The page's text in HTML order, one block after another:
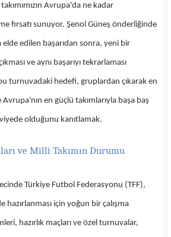
Avrupa'da ne kadar
fırsatı sunuyor. Şenol Güneş önderliğinde
edilen başarıdan sonra, yeni bir
ve aynı başarıyı tekrarlaması
turnuvadaki hedefi, gruplardan çıkarak en
en güçlü takımlarıyla başa baş
olduğunu kanıtlamak.
ve Milli Takımın Durumu
Türkiye Futbol Federasyonu (TFF),
hazırlanması için yoğun bir çalışma
hazırlık maçları ve özel turnuvalar,